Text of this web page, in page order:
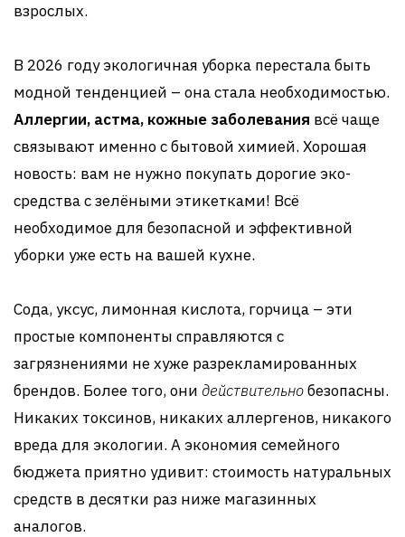
взрослых.
В 2026 году экологичная уборка перестала быть
модной тенденцией – она стала необходимостью.
Аллергии, астма, кожные заболевания всё чаще
связывают именно с бытовой химией. Хорошая
новость: вам не нужно покупать дорогие эко-
средства с зелёными этикетками! Всё
необходимое для безопасной и эффективной
уборки уже есть на вашей кухне.
Сода, уксус, лимонная кислота, горчица – эти
простые компоненты справляются с
загрязнениями не хуже разрекламированных
брендов. Более того, они действительнобезопасны.
Никаких токсинов, никаких аллергенов, никакого
вреда для экологии. А экономия семейного
бюджета приятно удивит: стоимость натуральных
средств в десятки раз ниже магазинных
аналогов.